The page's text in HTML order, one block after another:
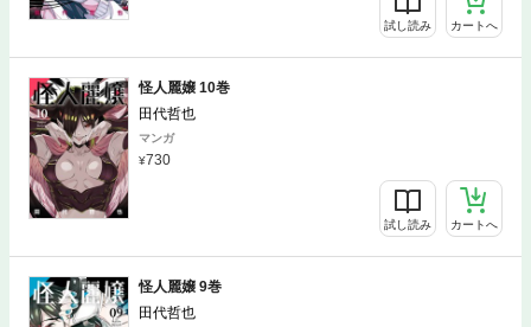
試し読み カートへ
怪人麗嬢 10巻
田代哲也
マンガ
730
試し読み カートへ
怪人麗嬢 9巻
田代哲也